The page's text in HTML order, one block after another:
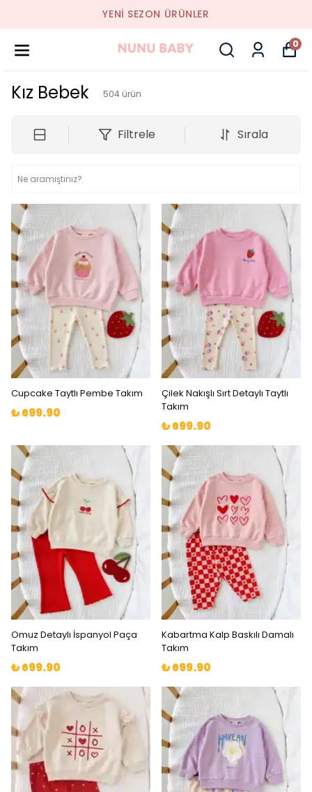
YENI SEZON ÜRÜNLER
0
Kız Bebek 504 ürün
Filtrele Sırala
Cupcake Taytlı Pembe Takım
₺ 699.90
Çilek Nakışlı Sırt Detaylı Taytlı
Takım
₺ 699.90
Omuz Detaylı İspanyol Paça
Takım
₺ 699.90
Kabartma Kalp Baskılı Damalı
Takım
₺ 699.90